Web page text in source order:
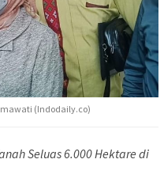
(Indodaily.co)
Seluas 6.000 Hektare di